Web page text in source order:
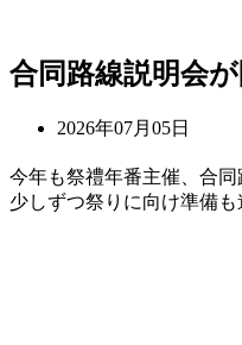
コ
ン
ツ
へ
ス
合同路線説明会
2026年07月05日
今年も祭禮年番主催、合同
少しずつ祭りに向け準備も